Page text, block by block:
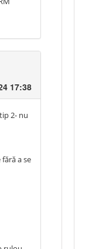
17:38
2- nu
a se